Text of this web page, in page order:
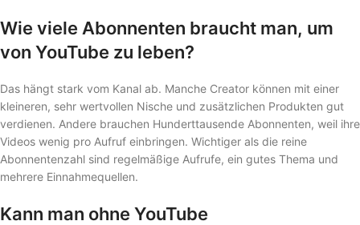
Wie viele Abonnenten braucht man, um
von YouTube zu leben?
Das hängt stark vom Kanal ab. Manche Creator können mit einer
kleineren, sehr wertvollen Nische und zusätzlichen Produkten gut
verdienen. Andere brauchen Hunderttausende Abonnenten, weil ihre
Videos wenig pro Aufruf einbringen. Wichtiger als die reine
Abonnentenzahl sind regelmäßige Aufrufe, ein gutes Thema und
mehrere Einnahmequellen.
Kann man ohne YouTube